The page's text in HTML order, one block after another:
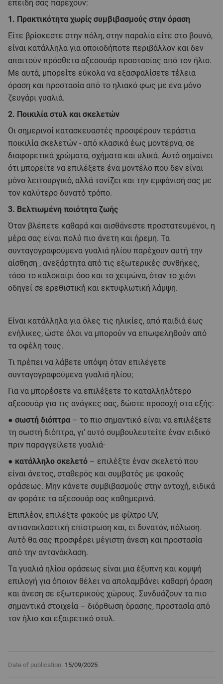
επειδή σας παρέχουν:
1. Πρακτικότητα χωρίς συμβιβασμούς στην όραση
Είτε βρίσκεστε στην πόλη, στην παραλία είτε στο βουνό,
είναι κατάλληλα για οποιοδήποτε περιβάλλον και δεν
απαιτούν πρόσθετα αξεσουάρ προστασίας από τον ήλιο.
Με αυτά, μπορείτε εύκολα να εξασφαλίσετε τέλεια
όραση και προστασία από το ηλιακό φως με ένα μόνο
ζευγάρι γυαλιά.
2. Ποικιλία στυλ και σκελετών
Οι σημερινοί κατασκευαστές προσφέρουν τεράστια
ποικιλία σκελετών - από κλασικά έως μοντέρνα, σε
διαφορετικά χρώματα, σχήματα και υλικά. Αυτό σημαίνει
ότι μπορείτε να επιλέξετε ένα μοντέλο που δεν είναι
μόνο λειτουργικό, αλλά τονίζει και την εμφάνισή σας με
τον καλύτερο δυνατό τρόπο.
3. Βελτιωμένη ποιότητα ζωής
Όταν βλέπετε καθαρά και αισθάνεστε προστατευμένοι, η
μέρα σας είναι πολύ πιο άνετη και ήρεμη. Τα
συνταγογραφούμενα γυαλιά ηλίου παρέχουν αυτή την
αίσθηση , ανεξάρτητα από τις εξωτερικές συνθήκες,
τόσο το καλοκαίρι όσο και το χειμώνα, όταν το χιόνι
οδηγεί σε ερεθιστική και εκτυφλωτική λάμψη.
Είναι κατάλληλα για όλες τις ηλικίες, από παιδιά έως
ενήλικες, ώστε όλοι να μπορούν να επωφεληθούν από
τα οφέλη τους.
Τι πρέπει να λάβετε υπόψη όταν επιλέγετε
συνταγογραφούμενα γυαλιά ηλίου;
Για να μπορέσετε να επιλέξετε το καταλληλότερο
αξεσουάρ για τις ανάγκες σας, δώστε προσοχή στα εξής:
● σωστή διόπτρα – το πιο σημαντικό είναι να επιλέξετε
τη σωστή διόπτρα, γι' αυτό συμβουλευτείτε έναν ειδικό
πριν παραγγείλετε γυαλιά·
● κατάλληλο σκελετό – επιλέξτε έναν σκελετό που
είναι άνετος, σταθερός και συμβατός με φακούς
οράσεως. Μην κάνετε συμβιβασμούς στην αντοχή, ειδικά
αν φοράτε τα αξεσουάρ σας καθημερινά.
Επιπλέον, επιλέξτε φακούς με φίλτρο UV,
αντιανακλαστική επίστρωση και, ει δυνατόν, πόλωση.
Αυτό θα σας προσφέρει μέγιστη άνεση και προστασία
από την αντανάκλαση.
Τα γυαλιά ηλίου οράσεως είναι μια έξυπνη και κομψή
επιλογή για όποιον θέλει να απολαμβάνει καθαρή όραση
και άνεση σε εξωτερικούς χώρους. Συνδυάζουν τα πιο
σημαντικά στοιχεία – διόρθωση όρασης, προστασία από
τον ήλιο και εξαιρετικό στυλ.
Date of publication: 15/09/2025